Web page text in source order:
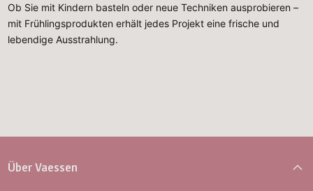
Ob Sie mit Kindern basteln oder neue Techniken ausprobieren –
mit Frühlingsprodukten erhält jedes Projekt eine frische und
lebendige Ausstrahlung.
Über Vaessen